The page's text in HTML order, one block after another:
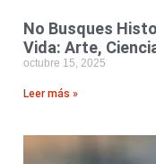
No Busques
Vida: Arte,
octubre 15, 2025
Leer más »